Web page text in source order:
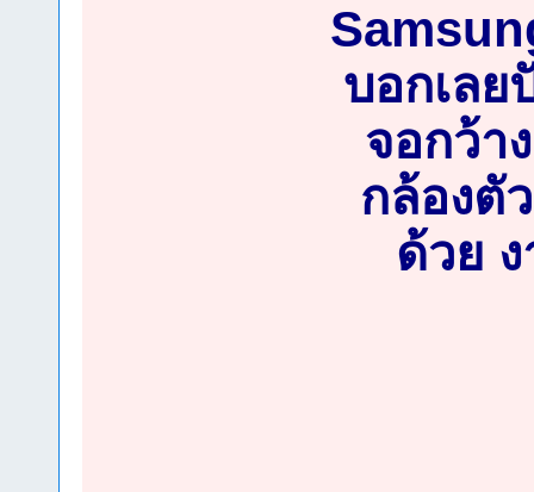
บอกเลย
จอกว้า
กล้องตั
ด้วย